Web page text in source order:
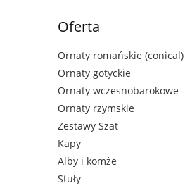
Oferta
Ornaty romańskie (conical)
Ornaty gotyckie
Ornaty wczesnobarokowe
Ornaty rzymskie
Zestawy Szat
Kapy
Alby i komże
Stuły